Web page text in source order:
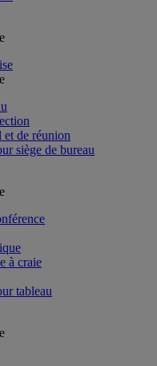
et de réunion
siège de bureau
à craie
tableau